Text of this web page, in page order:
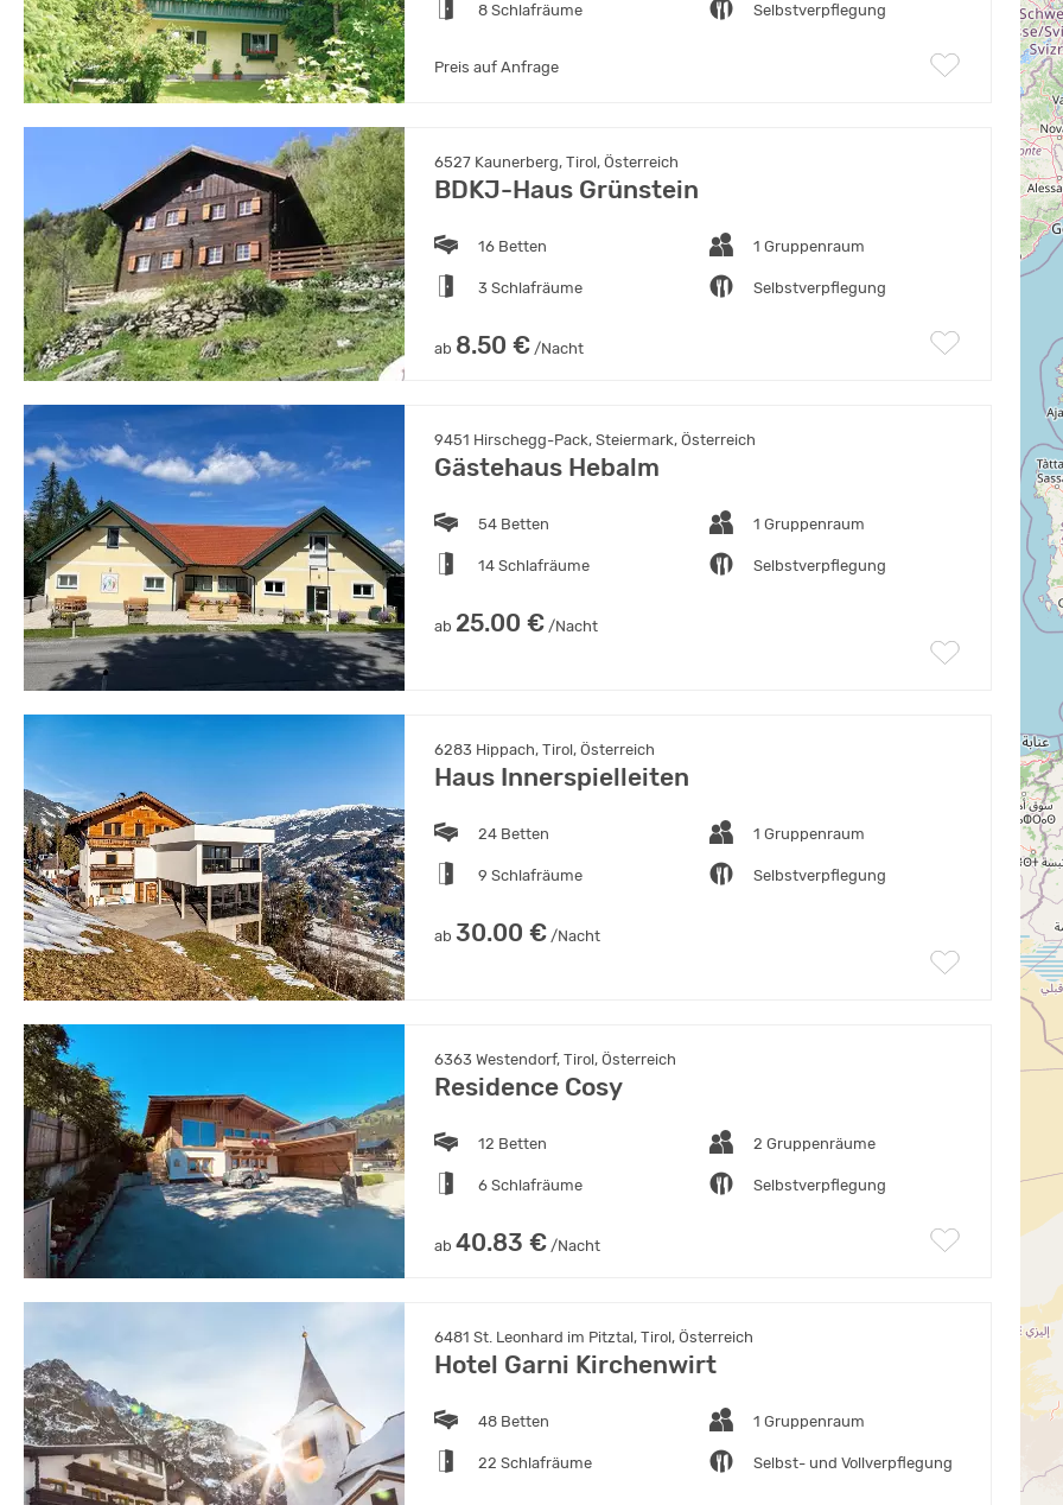
8 Schlafräume Selbstverpflegung
Preis auf Anfrage
6527 Kaunerberg, Tirol, Österreich
BDKJ-Haus Grünstein
16 Betten 1 Gruppenraum
3 Schlafräume Selbstverpflegung
ab 8.50 € /Nacht
9451 Hirschegg-Pack, Steiermark, Österreich
Gästehaus Hebalm
54 Betten 1 Gruppenraum
14 Schlafräume Selbstverpflegung
ab 25.00 € /Nacht
6283 Hippach, Tirol, Österreich
Haus Innerspielleiten
24 Betten 1 Gruppenraum
9 Schlafräume Selbstverpflegung
ab 30.00 € /Nacht
6363 Westendorf, Tirol, Österreich
Residence Cosy
12 Betten 2 Gruppenräume
6 Schlafräume Selbstverpflegung
ab 40.83 € /Nacht
6481 St. Leonhard im Pitztal, Tirol, Österreich
Hotel Garni Kirchenwirt
48 Betten 1 Gruppenraum
22 Schlafräume Selbst- und Vollverpflegung